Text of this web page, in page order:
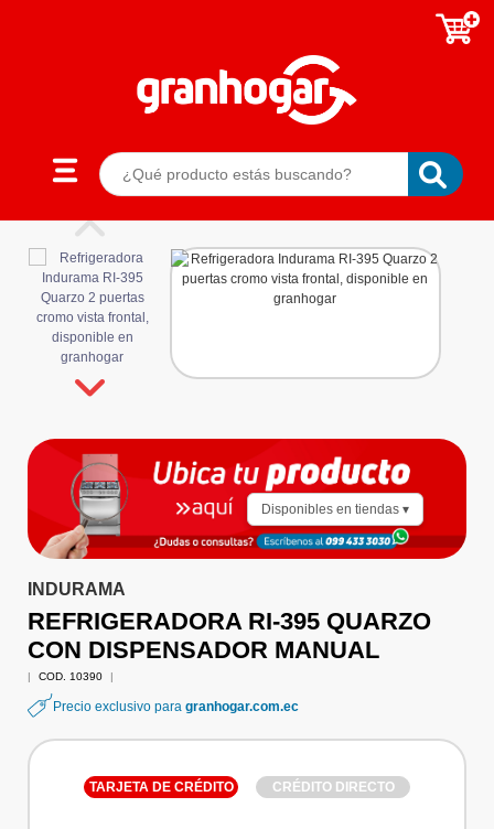
Disponibles en tiendas ▾
INDURAMA
REFRIGERADORA RI-395 QUARZO
CON DISPENSADOR MANUAL
COD. 10390
Precio exclusivo para granhogar.com.ec
TARJETA DE CRÉDITO CRÉDITO DIRECTO